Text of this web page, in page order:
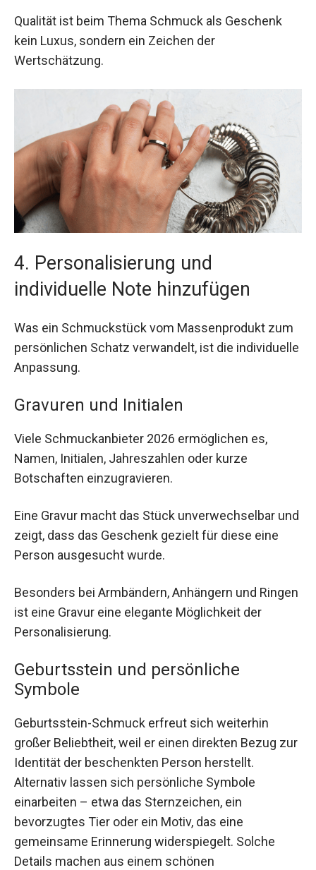
Qualität ist beim Thema Schmuck als Geschenk
kein Luxus, sondern ein Zeichen der
Wertschätzung.
4. Personalisierung und
individuelle Note hinzufügen
Was ein Schmuckstück vom Massenprodukt zum
persönlichen Schatz verwandelt, ist die individuelle
Anpassung.
Gravuren und Initialen
Viele Schmuckanbieter 2026 ermöglichen es,
Namen, Initialen, Jahreszahlen oder kurze
Botschaften einzugravieren.
Eine Gravur macht das Stück unverwechselbar und
zeigt, dass das Geschenk gezielt für diese eine
Person ausgesucht wurde.
Besonders bei Armbändern, Anhängern und Ringen
ist eine Gravur eine elegante Möglichkeit der
Personalisierung.
Geburtsstein und persönliche
Symbole
Geburtsstein-Schmuck erfreut sich weiterhin
großer Beliebtheit, weil er einen direkten Bezug zur
Identität der beschenkten Person herstellt.
Alternativ lassen sich persönliche Symbole
einarbeiten – etwa das Sternzeichen, ein
bevorzugtes Tier oder ein Motiv, das eine
gemeinsame Erinnerung widerspiegelt. Solche
Details machen aus einem schönen